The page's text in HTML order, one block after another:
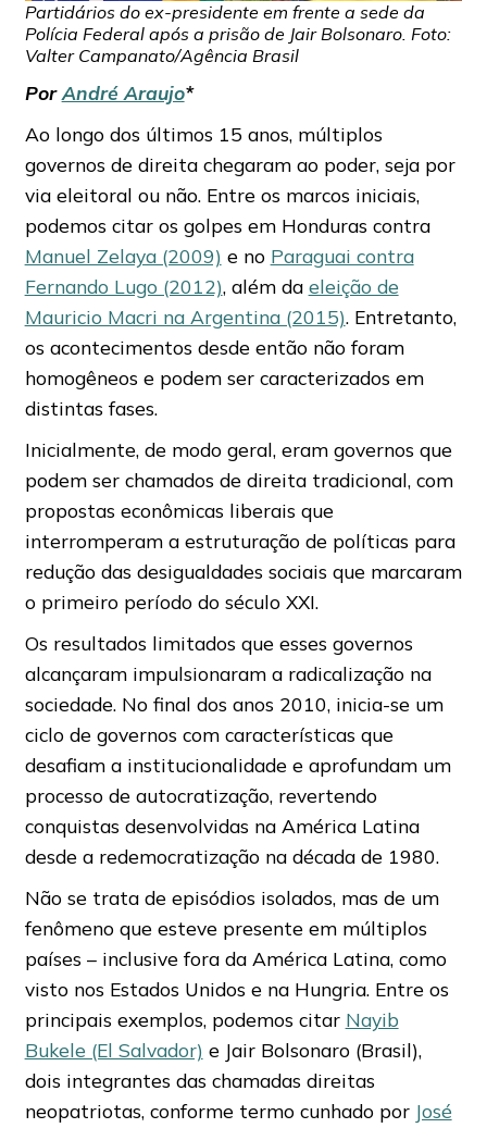
Partidários do ex-presidente em frente a sede da
Polícia Federal após a prisão de Jair Bolsonaro. Foto:
Valter Campanato/Agência Brasil
PorAndré Araujo*
Ao longo dos últimos 15 anos, múltiplos
governos de direita chegaram ao poder, seja por
via eleitoral ou não. Entre os marcos iniciais,
podemos citar os golpes em Honduras contra
Manuel Zelaya (2009) e no Paraguai contra
Fernando Lugo (2012), além da eleição de
Mauricio Macri na Argentina (2015). Entretanto,
os acontecimentos desde então não foram
homogêneos e podem ser caracterizados em
distintas fases.
Inicialmente, de modo geral, eram governos que
podem ser chamados de direita tradicional, com
propostas econômicas liberais que
interromperam a estruturação de políticas para
redução das desigualdades sociais que marcaram
o primeiro período do século XXI.
Os resultados limitados que esses governos
alcançaram impulsionaram a radicalização na
sociedade. No final dos anos 2010, inicia-se um
ciclo de governos com características que
desafiam a institucionalidade e aprofundam um
processo de autocratização, revertendo
conquistas desenvolvidas na América Latina
desde a redemocratização na década de 1980.
Não se trata de episódios isolados, mas de um
fenômeno que esteve presente em múltiplos
países – inclusive fora da América Latina, como
visto nos Estados Unidos e na Hungria. Entre os
principais exemplos, podemos citar Nayib
Bukele (El Salvador) e Jair Bolsonaro (Brasil),
dois integrantes das chamadas direitas
neopatriotas, conforme termo cunhado por José